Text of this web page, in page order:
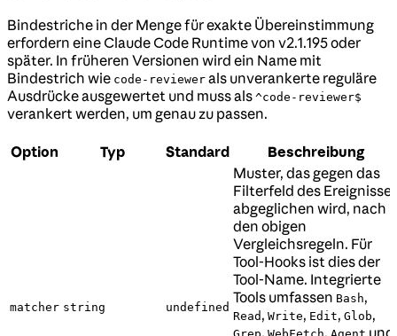
Bindestriche in der Menge für exakte Übereinstimmung
erfordern eine Claude Code Runtime von v2.1.195 oder
später. In früheren Versionen wird ein Name mit
Bindestrich wie code-reviewer als unverankerte reguläre
Ausdrücke ausgewertet und muss als ^code-reviewer$
verankert werden, um genau zu passen.
Option Typ Standard Beschreibung
matcher string undefined
Muster, das gegen das
Filterfeld des
abgeglichen wird, nach
den obigen
Vergleichsregeln. Für
Tool-Hooks ist dies der
Tool-Name. Integrierte
Tools umfassen Bash,
Read , Write, Edit, Glob,